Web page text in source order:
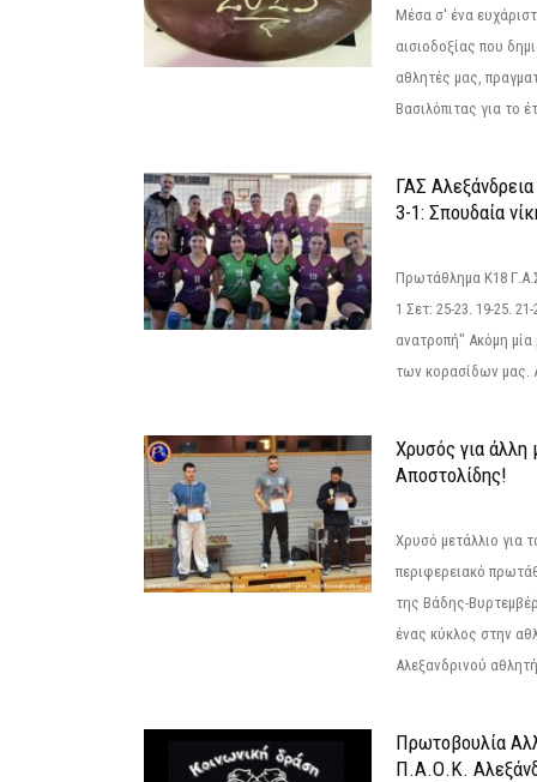
Μέσα σ' ένα
αισιοδοξίας που
αθλητές μας,
Βασιλόπιτας για το
ΓΑΣ
3-1: Σπουδαία
Πρωτάθλημα Κ18
1 Σετ: 25-23. 19-25.
ανατροπή" Ακόμη μία
των κορασίδων μας.
Χρυσός για άλλη
Αποστολίδης!
Χρυσό μετάλλιο για
περιφερειακό
της Βάδης-
ένας κύκλος στην
Αλεξανδρινού
Πρωτοβουλία
Π.Α.Ο.Κ.